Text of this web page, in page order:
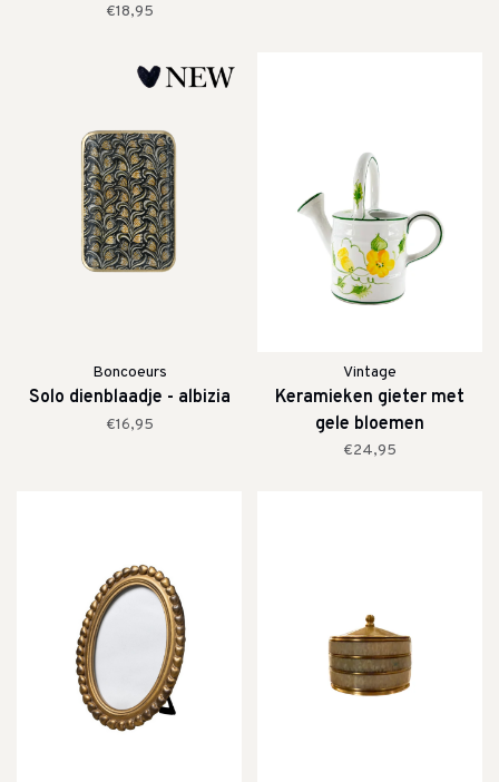
€18,95
Boncoeurs
Solo dienblaadje - albizia
€16,95
Vintage
Keramieken gieter met
gele bloemen
€24,95